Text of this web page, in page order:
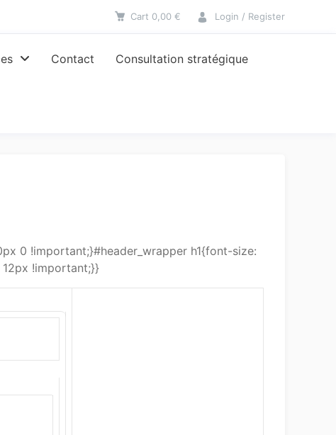
Cart 0,00 € Login / Register
Contact Consultation stratégique
0 !important;}#header_wrapper h1{font-size:
!important;}}